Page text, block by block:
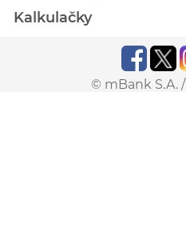
Kalkulačky
© mBank S.A. /